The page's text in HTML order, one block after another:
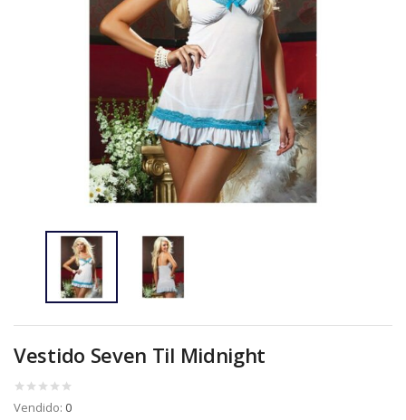
Iniciar Sesión
¿Ha perdido la contraseña?
Vestido Seven Til Midnight
Vendido: 0